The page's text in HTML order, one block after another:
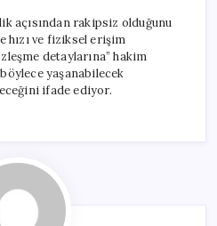
açısından rakipsiz olduğunu
ve fiziksel erişim
detaylarına” hakim
yaşanabilecek
ifade ediyor.